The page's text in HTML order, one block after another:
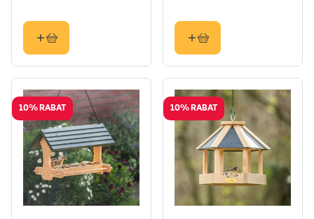
10% RABAT 10% RABAT